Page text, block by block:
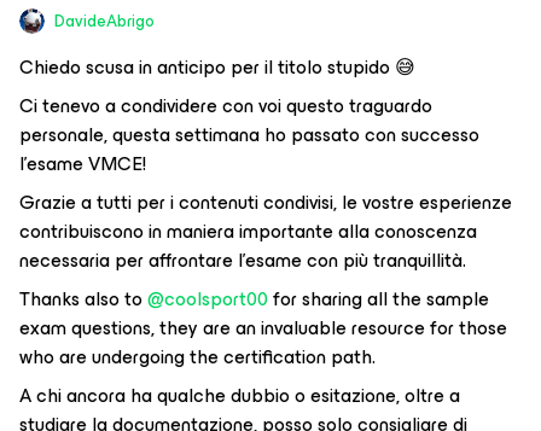
DavideAbrigo
Chiedo scusa in anticipo per il titolo stupido 😅
Ci tenevo a condividere con voi questo traguardo
personale, questa settimana ho passato con successo
l’esame VMCE!
Grazie a tutti per i contenuti condivisi, le vostre esperienze
contribuiscono in maniera importante alla conoscenza
necessaria per affrontare l’esame con più tranquillità.
Thanks also to ​@coolsport00for sharing all the sample
exam questions, they are an invaluable resource for those
who are undergoing the certification path.
A chi ancora ha qualche dubbio o esitazione, oltre a
studiare la documentazione, posso solo consigliare di